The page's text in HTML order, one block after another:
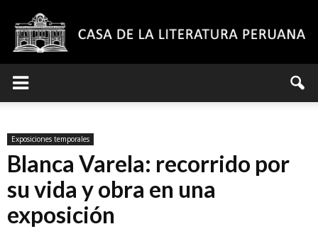
Exposiciones temporales
Blanca Varela: recorrido por
su vida y obra en una
exposición